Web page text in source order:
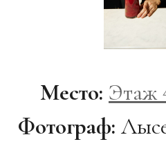
Место: Этаж
Фотограф: